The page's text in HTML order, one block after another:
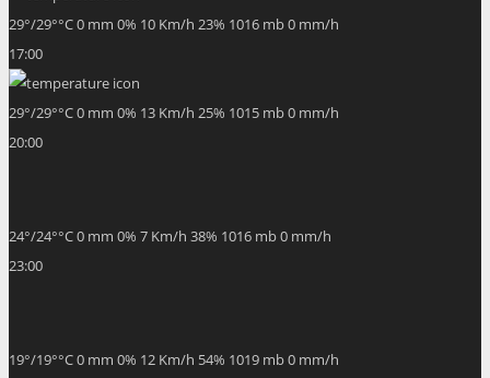
29°/29°°C0 mm 0% 10 Km/h 23% 1016 mb0 mm/h
17:00
29°/29°°C0 mm 0% 13 Km/h 25% 1015 mb0 mm/h
20:00
24°/24°°C0 mm 0% 7 Km/h 38% 1016 mb0 mm/h
23:00
19°/19°°C0 mm 0% 12 Km/h 54% 1019 mb0 mm/h